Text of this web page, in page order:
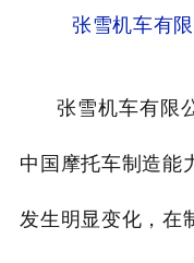
张雪机车有
张雪机车有限
中国摩托车制造能
发生明显变化，在